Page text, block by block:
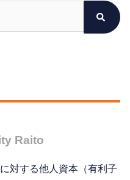
Raito
対する他人資本（有利子